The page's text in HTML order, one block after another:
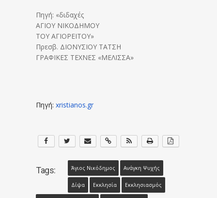
Πηγή: «διδαχές
ΑΓΙΟΥ ΝΙΚΟΔΗΜΟΥ
ΤΟΥ ΑΓΙΟΡΕΙΤΟΥ»
Πρεσβ. ΔΙΟΝΥΣΙΟΥ ΤΑΤΣΗ
ΓΡΑΦΙΚΕΣ ΤΕΧΝΕΣ «ΜΕΛΙΣΣΑ»
Πηγή: xristianos.gr
Tags: Άγιος Νικόδημος Ανάγκη Ψυχής
Δίψα Εκκλησία Εκκλησιασμός